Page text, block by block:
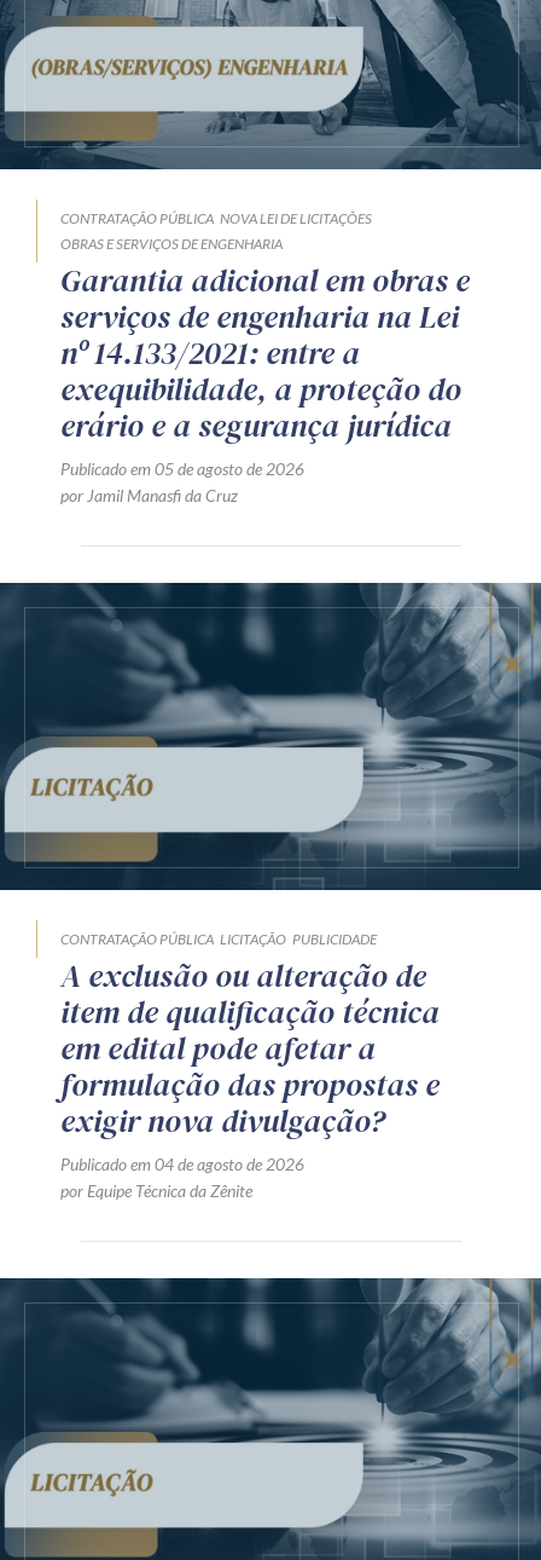
CONTRATAÇÃO PÚBLICA NOVA LEI DE LICITAÇÕES
OBRAS E SERVIÇOS DE ENGENHARIA
Garantia adicional em obras e
serviços de engenharia na Lei
nº 14.133/2021: entre a
exequibilidade, a proteção do
erário e a segurança jurídica
Publicado em 05 de agosto de 2026
por Jamil Manasfi da Cruz
CONTRATAÇÃO PÚBLICA LICITAÇÃO PUBLICIDADE
A exclusão ou alteração de
item de qualificação técnica
em edital pode afetar a
formulação das propostas e
exigir nova divulgação?
Publicado em 04 de agosto de 2026
por Equipe Técnica da Zênite